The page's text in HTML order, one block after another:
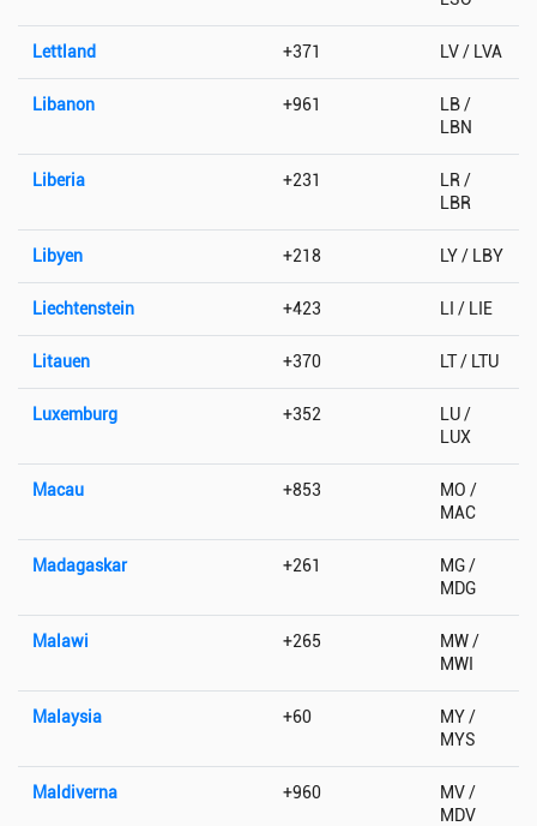
Lettland +371 LV / LVA
Libanon +961
LB /
LBN
Liberia +231
LR /
LBR
Libyen +218 LY / LBY
Liechtenstein +423 LI / LIE
Litauen +370 LT / LTU
Luxemburg +352
LU /
LUX
Macau +853
MO /
MAC
Madagaskar +261
MG /
MDG
Malawi +265
MW /
MWI
Malaysia +60
MY /
MYS
Maldiverna +960
MV /
MDV